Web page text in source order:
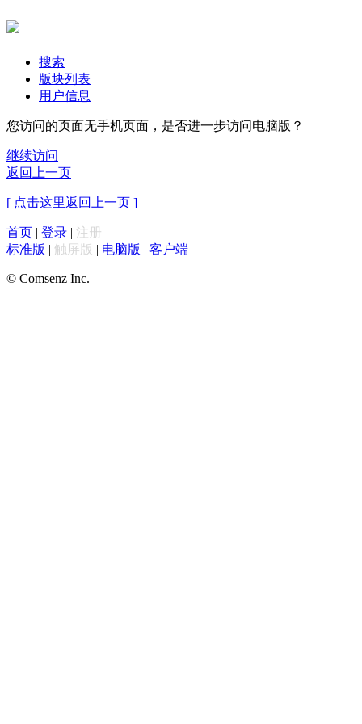
搜索
版块列表
用户信息
您访问的页面无手机页面，是否进一步访问电脑版？
继续访问
返回上一页
[ 点击这里返回上一页 ]
首页 | 登录 | 注册
标准版 | 触屏版 | 电脑版 | 客户端
© Comsenz Inc.